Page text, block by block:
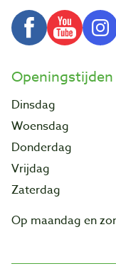
Openingstijden
Dinsdag
Woensdag
Donderdag
Vrijdag
Zaterdag
Op maandag en